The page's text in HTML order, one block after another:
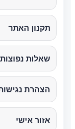
תקנון האתר
שאלות נפוצות
הצהרת
אזור אישי